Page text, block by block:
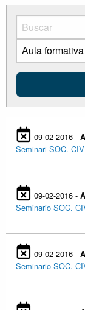
09-02-2016 -
Seminari SOC.
09-02-2016 -
Seminario SOC.
09-02-2016 -
Seminario SOC.